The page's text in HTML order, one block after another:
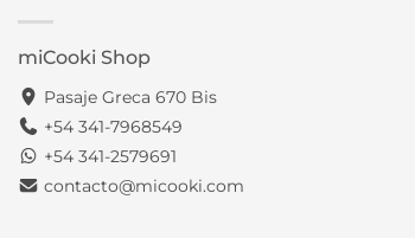
miCooki Shop
Pasaje Greca 670 Bis
+54 341-7968549
+54 341-2579691
contacto@micooki.com